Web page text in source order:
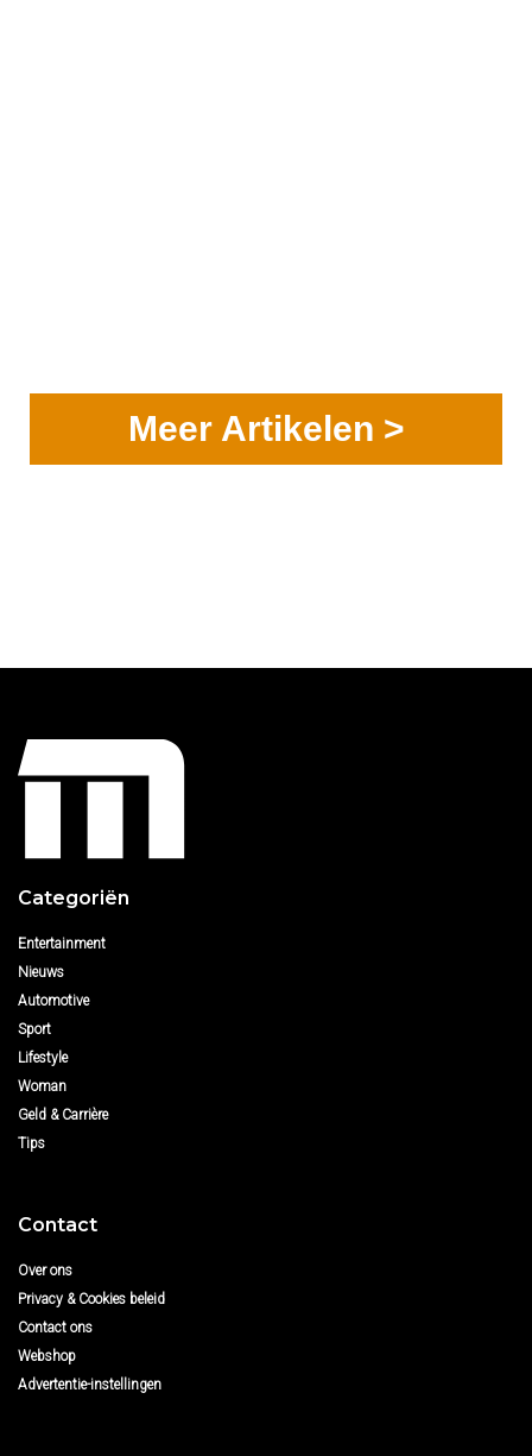
Meer Artikelen >
Categoriën
Entertainment
Nieuws
Automotive
Sport
Lifestyle
Woman
Geld & Carrière
Tips
Contact
Over ons
Privacy & Cookies beleid
Contact ons
Webshop
Advertentie-instellingen